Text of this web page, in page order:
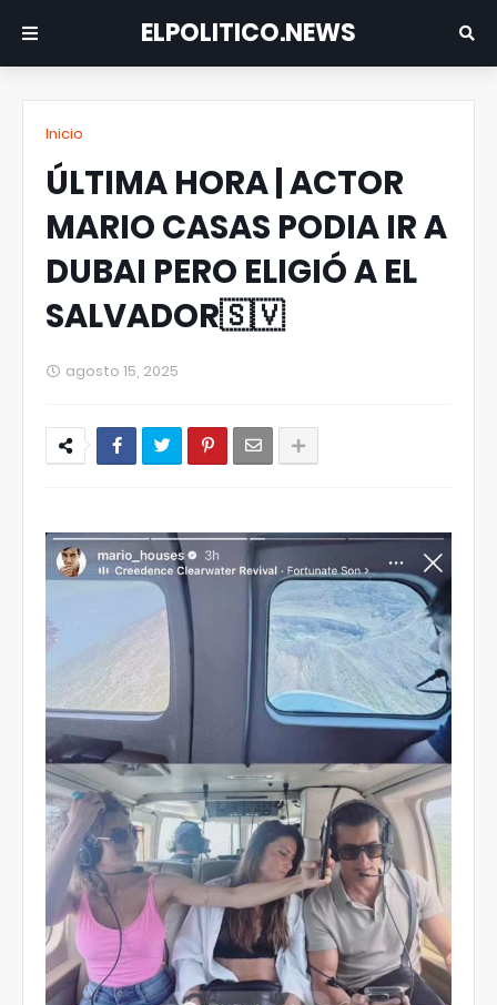
ELPOLITICO.NEWS
Inicio
ÚLTIMA HORA | ACTOR
MARIO CASAS PODIA IR A
DUBAI PERO ELIGIÓ A EL
SALVADOR🇸🇻
agosto 15, 2025